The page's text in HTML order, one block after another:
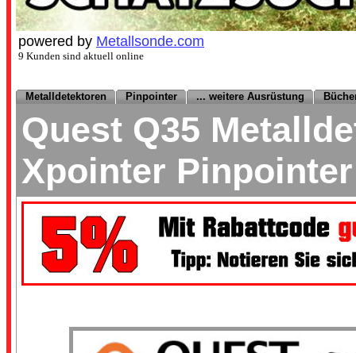
powered by Metallsonde.com
9 Kunden sind aktuell online
Metalldetektoren Pinpointer ... weitere Ausrüstung
Quest Q35
Xpointer